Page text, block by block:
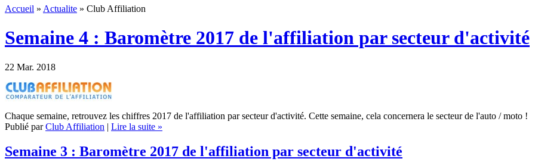
Accueil » Actualite » Club Affiliation
Semaine 4 : Baromètre 2017 de l'affiliation par secteur d'activité
22 Mar. 2018
Chaque semaine, retrouvez les chiffres 2017 de l'affiliation par secteur d'activité. Cette semaine, cela concernera le secteur de l'auto / moto !
Publié parClub Affiliation | Lire la suite »
Semaine 3 : Baromètre 2017 de l'affiliation par secteur d'activité